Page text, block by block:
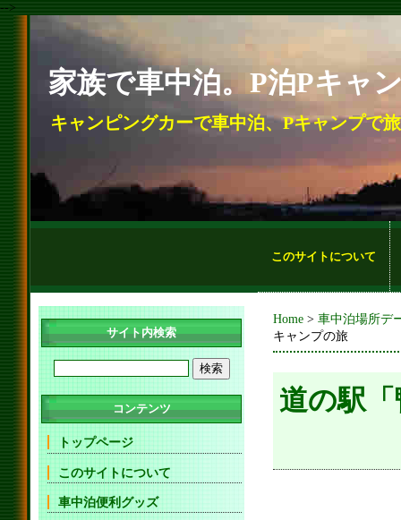
-->
家族で車中泊。P泊Pキャ
キャンピングカーで車中泊、Pキャンプで
このサイトについて
Home > 車中泊場所デ
キャンプの旅
道の駅
サイト内検索
コンテンツ
トップページ
このサイトについて
車中泊便利グッズ